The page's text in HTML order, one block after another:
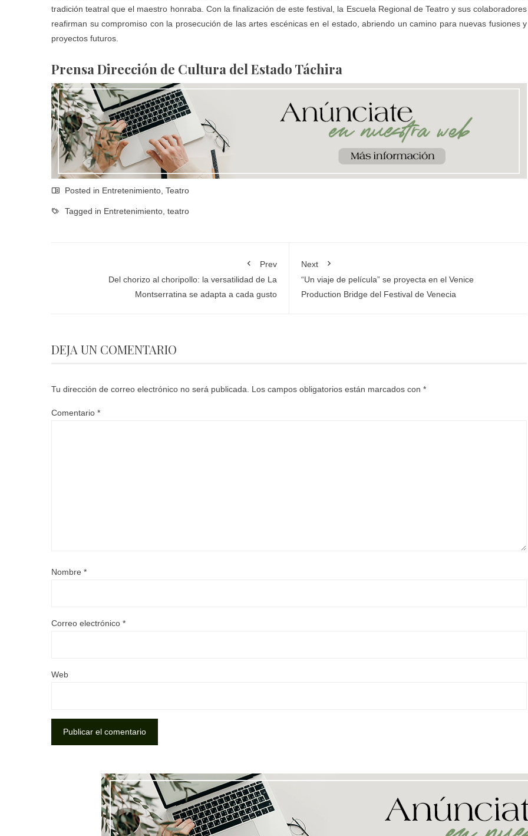
tradición teatral que el maestro honraba. Con la finalización de este festival, la Escuela Regional de Teatro y sus colaboradores
reafirman su compromiso con la prosecución de las artes escénicas en el estado, abriendo un camino para nuevas fusiones y
proyectos futuros.
Prensa Dirección de Cultura del Estado Táchira
Posted in Entretenimiento Teatro
Tagged in Entretenimiento teatro
Prev
Del chorizo al choripollo: la versatilidad de La
Montserratina se adapta a cada gusto
Next
“Un viaje de película” se proyecta en el Venice
Production Bridge del Festival de Venecia
DEJA UN COMENTARIO
Tu dirección de correo electrónico no será publicada. Los campos obligatorios están marcados con *
Comentario *
Nombre *
Correo electrónico *
Web